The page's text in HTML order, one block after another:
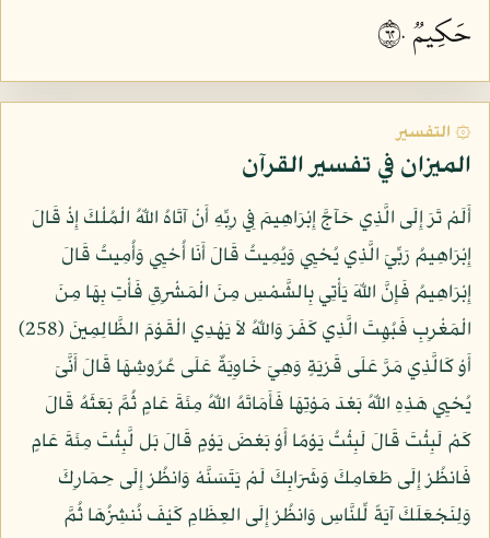
حَكِيمٞ ٢٦٠
۞ التفسير
الميزان في تفسير القرآن
أَلَمْ تَرَ إِلَى الَّذِي حَآجَّ إِبْرَاهِيمَ فِي رِبِّهِ أَنْ آتَاهُ اللّهُ الْمُلْكَ إِذْ قَالَ
إِبْرَاهِيمُ رَبِّيَ الَّذِي يُحْيِي وَيُمِيتُ قَالَ أَنَا أُحْيِي وَأُمِيتُ قَالَ
إِبْرَاهِيمُ فَإِنَّ اللّهَ يَأْتِي بِالشَّمْسِ مِنَ الْمَشْرِقِ فَأْتِ بِهَا مِنَ
الْمَغْرِبِ فَبُهِتَ الَّذِي كَفَرَ وَاللّهُ لاَ يَهْدِي الْقَوْمَ الظَّالِمِينَ (258)
أَوْ كَالَّذِي مَرَّ عَلَى قَرْيَةٍ وَهِيَ خَاوِيَةٌ عَلَى عُرُوشِهَا قَالَ أَنَّىَ
يُحْيِي هَذِهِ اللّهُ بَعْدَ مَوْتِهَا فَأَمَاتَهُ اللّهُ مِئَةَ عَامٍ ثُمَّ بَعَثَهُ قَالَ
كَمْ لَبِثْتَ قَالَ لَبِثْتُ يَوْمًا أَوْ بَعْضَ يَوْمٍ قَالَ بَل لَّبِثْتَ مِئَةَ عَامٍ
فَانظُرْ إِلَى طَعَامِكَ وَشَرَابِكَ لَمْ يَتَسَنَّهْ وَانظُرْ إِلَى حِمَارِكَ
وَلِنَجْعَلَكَ آيَةً لِّلنَّاسِ وَانظُرْ إِلَى العِظَامِ كَيْفَ نُنشِزُهَا ثُمَّ